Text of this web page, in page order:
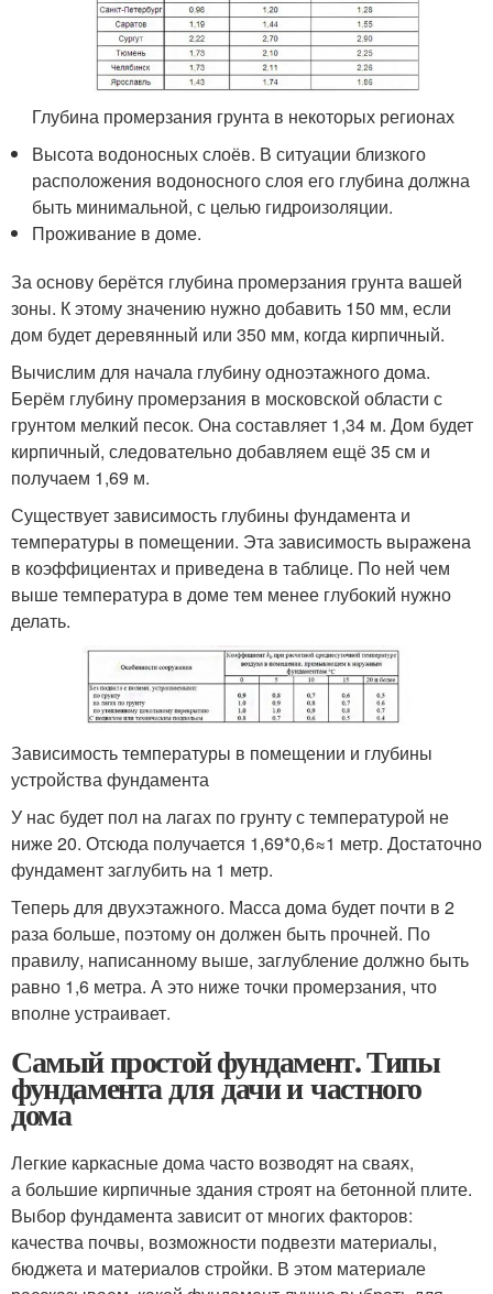
Глубина промерзания грунта в некоторых регионах
Высота водоносных слоёв. В ситуации близкого
расположения водоносного слоя его глубина должна
быть минимальной, с целью гидроизоляции.
Проживание в доме.
За основу берётся глубина промерзания грунта вашей
зоны. К этому значению нужно добавить 150 мм, если
дом будет деревянный или 350 мм, когда кирпичный.
Вычислим для начала глубину одноэтажного дома.
Берём глубину промерзания в московской области с
грунтом мелкий песок. Она составляет 1,34 м. Дом будет
кирпичный, следовательно добавляем ещё 35 см и
получаем 1,69 м.
Существует зависимость глубины фундамента и
температуры в помещении. Эта зависимость выражена
в коэффициентах и приведена в таблице. По ней чем
выше температура в доме тем менее глубокий нужно
делать.
Зависимость температуры в помещении и глубины
устройства фундамента
У нас будет пол на лагах по грунту с температурой не
ниже 20. Отсюда получается 1,69*0,6≈1 метр. Достаточно
фундамент заглубить на 1 метр.
Теперь для двухэтажного. Масса дома будет почти в 2
раза больше, поэтому он должен быть прочней. По
правилу, написанному выше, заглубление должно быть
равно 1,6 метра. А это ниже точки промерзания, что
вполне устраивает.
Самый простой фундамент. Типы
фундамента для дачи и частного
дома
Легкие каркасные дома часто возводят на сваях,
а большие кирпичные здания строят на бетонной плите.
Выбор фундамента зависит от многих факторов:
качества почвы, возможности подвезти материалы,
бюджета и материалов стройки. В этом материале